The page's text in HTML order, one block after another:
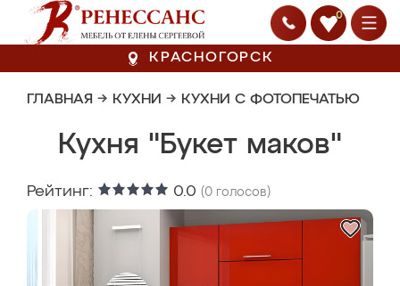
0
КРАСНОГОРСК
ГЛАВНАЯ → КУХНИ → КУХНИ С ФОТОПЕЧАТЬЮ
Кухня "Букет маков"
Рейтинг: 0.0 (0 голосов)